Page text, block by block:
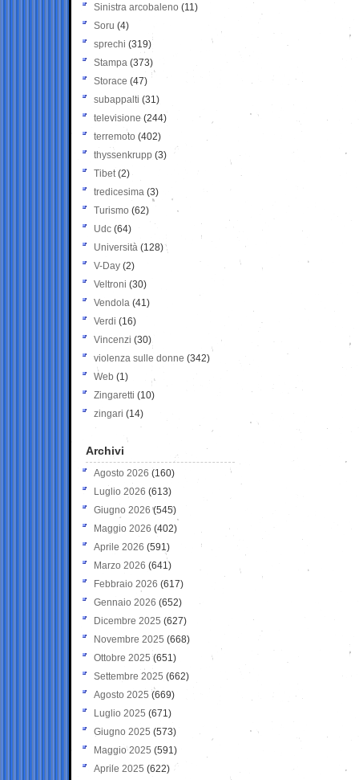
Sinistra arcobaleno (11)
Soru (4)
sprechi (319)
Stampa (373)
Storace (47)
subappalti (31)
televisione(244)
terremoto (402)
thyssenkrupp (3)
Tibet(2)
tredicesima (3)
Turismo (62)
Udc (64)
Università (128)
V-Day (2)
Veltroni (30)
Vendola (41)
Verdi (16)
Vincenzi (30)
violenza sulle donne (342)
Web (1)
Zingaretti (10)
zingari (14)
Archivi
Agosto 2026 (160)
Luglio 2026 (613)
Giugno 2026 (545)
Maggio 2026 (402)
Aprile 2026 (591)
Marzo 2026 (641)
Febbraio 2026 (617)
Gennaio 2026 (652)
Dicembre 2025 (627)
Novembre 2025 (668)
Ottobre 2025 (651)
Settembre 2025 (662)
Agosto 2025 (669)
Luglio 2025 (671)
Giugno 2025 (573)
Maggio 2025 (591)
Aprile 2025 (622)